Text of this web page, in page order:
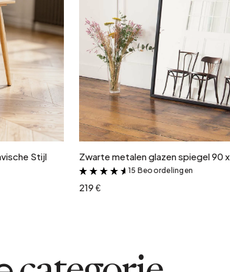
Stijl
In winkelwagen
Zwarte metalen glazen spiegel 90
&
15 Beoordelingen
219 €